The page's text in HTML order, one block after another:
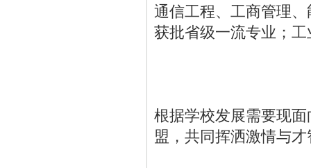
通信工程、工商管理
获批省级一流专业；
根据学校发展需要现
盟，共同挥洒激情与